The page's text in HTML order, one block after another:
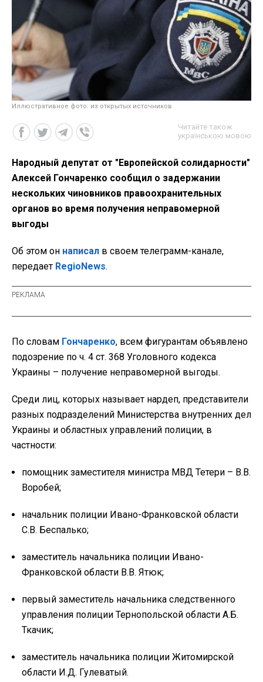
Иллюстративное фото: из открытых источников
Читайте також
українською мовою
Народный депутат от "Европейской солидарности"
Алексей Гончаренко сообщил о задержании
нескольких чиновников правоохранительных
органов во время получения неправомерной
выгоды
Об этом он написал в своем телеграмм-канале,
передает RegioNews.
По словам Гончаренко, всем фигурантам объявлено
подозрение по ч. 4 ст. 368 Уголовного кодекса
Украины – получение неправомерной выгоды.
Среди лиц, которых называет нардеп, представители
разных подразделений Министерства внутренних дел
Украины и областных управлений полиции, в
частности:
помощник заместителя министра МВД Тетери – В.В.
Воробей;
начальник полиции Ивано-Франковской области
С.В. Беспалько;
заместитель начальника полиции Ивано-
Франковской области В.В. Ятюк;
первый заместитель начальника следственного
управления полиции Тернопольской области А.Б.
Ткачик;
заместитель начальника полиции Житомирской
области И.Д. Гулеватый.